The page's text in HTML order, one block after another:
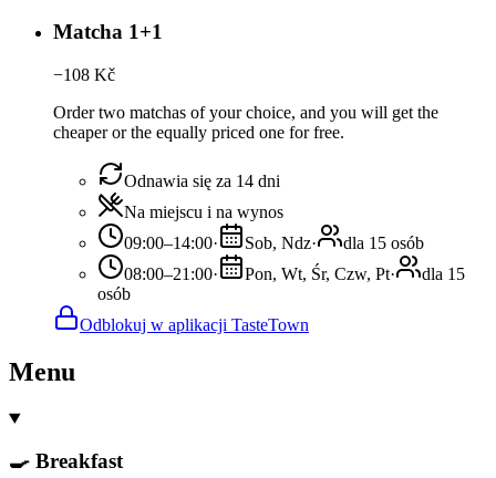
Matcha 1+1
−108 Kč
Order two matchas of your choice, and you will get the
cheaper or the equally priced one for free.
Odnawia się za 14 dni
Na miejscu i na wynos
09:00–14:00· Sob, Ndz·
dla 15 osób
08:00–21:00· Pon, Wt, Śr, Czw, Pt·
dla 15
osób
Odblokuj w aplikacji TasteTown
Menu
🍳 Breakfast